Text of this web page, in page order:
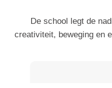
De school legt de
creativiteit, beweging en